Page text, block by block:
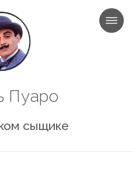
МЕНЮ
Пуаро
сыщике